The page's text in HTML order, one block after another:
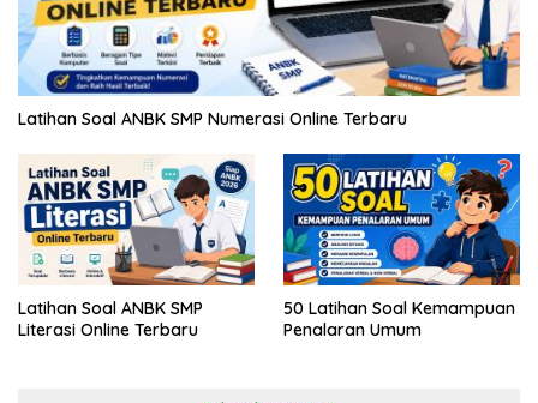
Latihan Soal ANBK SMP Numerasi Online Terbaru
Latihan Soal ANBK SMP
Literasi Online Terbaru
50 Latihan Soal Kemampuan
Penalaran Umum